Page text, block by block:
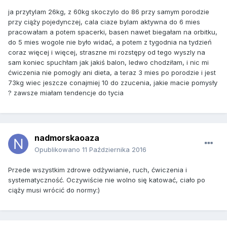
ja przytylam 26kg, z 60kg skoczylo do 86 przy samym porodzie
przy ciąży pojedynczej, cala ciaze bylam aktywna do 6 mies
pracowałam a potem spacerki, basen nawet biegałam na orbitku,
do 5 mies wogole nie było widać, a potem z tygodnia na tydzień
coraz więcej i więcej, straszne mi rozstępy od tego wyszly na
sam koniec spuchłam jak jakiś balon, ledwo chodziłam, i nic mi
ćwiczenia nie pomogly ani dieta, a teraz 3 mies po porodzie i jest
73kg wiec jeszcze conajmiej 10 do zzucenia, jakie macie pomysły
? zawsze miałam tendencje do tycia
nadmorskaoaza
Opublikowano 11 Października 2016
Przede wszystkim zdrowe odżywianie, ruch, ćwiczenia i
systematyczność. Oczywiście nie wolno się katować, ciało po
ciąży musi wrócić do normy:)